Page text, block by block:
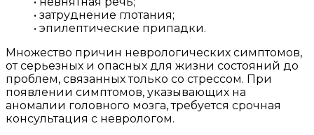
• затруднение глотания;
• эпилептические припадки.
Множество причин неврологических симптомов,
от серьезных и опасных для жизни состояний до
проблем, связанных только со стрессом. При
появлении симптомов, указывающих на
аномалии головного мозга, требуется срочная
консультация с неврологом.